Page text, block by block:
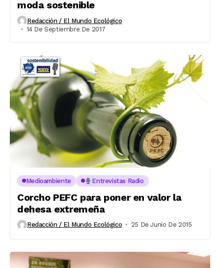
moda sostenible
Redacción / El Mundo Ecológico
14 De Septiembre De 2017
Medioambiente Entrevistas Radio
Corcho PEFC para poner en valor la
dehesa extremeña
Redacción / El Mundo Ecológico 25 De Junio De 2015